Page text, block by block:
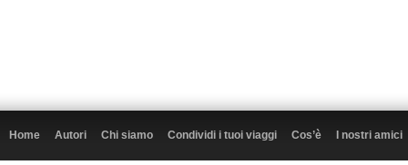
Home Autori Chi siamo Condividi i tuoi viaggi Cos’è I nostri amici